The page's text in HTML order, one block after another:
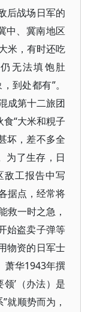
后战场日军的
中、冀南地区
米，有时还吃
无法填饱肚
到处都有”。
成第十二旅团
“大米和粯子
坏，差不多全
为了生存，日
敌工报告中写
据点，经常将
救一时之急，
始盗卖子弹等
物资的日军士
萧华1943年撰
’（办法）是
就顺势而为，